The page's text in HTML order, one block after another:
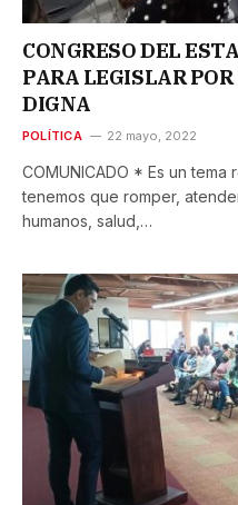
CONGRESO DEL
PARA LEGISLAR
DIGNA
POLÍTICA 22 mayo, 2022
COMUNICADO * Es un
tenemos que romper,
humanos, salud,…